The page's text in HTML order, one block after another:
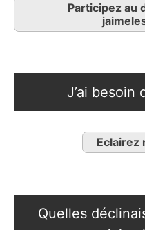
Participez au
J’ai besoin
Eclairez
Quelles